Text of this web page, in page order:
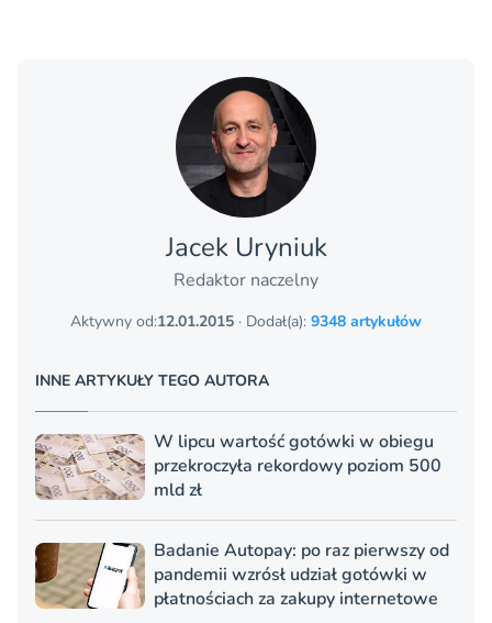
Jacek Uryniuk
Redaktor naczelny
Aktywny od:12.01.2015 · Dodał(a): 9348 artykułów
INNE ARTYKUŁY TEGO AUTORA
W lipcu wartość gotówki w obiegu
przekroczyła rekordowy poziom 500
mld zł
Badanie Autopay: po raz pierwszy od
pandemii wzrósł udział gotówki w
płatnościach za zakupy internetowe